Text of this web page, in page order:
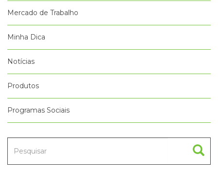
Mercado de Trabalho
Minha Dica
Notícias
Produtos
Programas Sociais